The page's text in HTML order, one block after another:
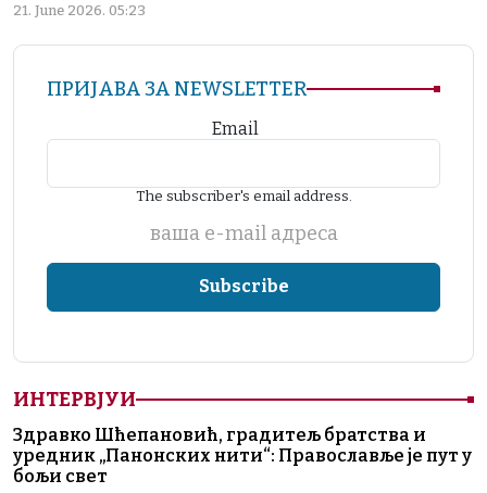
21. June 2026. 05:23
ПРИЈАВА ЗА NEWSLETTER
Email
The subscriber's email address.
ваша е-mail адреса
ИНТЕРВЈУИ
Здравко Шћепановић, градитељ братства и
уредник „Панонских нити“: Православље је пут у
бољи свет